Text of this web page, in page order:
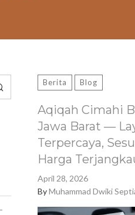
Berita Blog
Aqiqah Cimahi
Jawa Barat —
Terpercaya,
Harga
April 28, 2026
ByMuhammad Dwiki